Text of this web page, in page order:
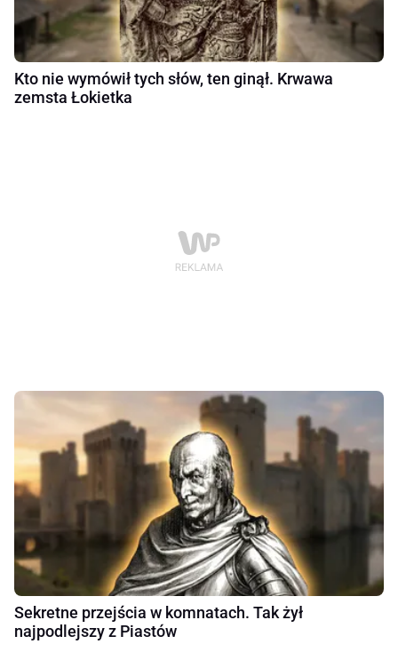
Kto nie wymówił tych słów, ten ginął. Krwawa
zemsta Łokietka
Sekretne przejścia w komnatach. Tak żył
najpodlejszy z Piastów